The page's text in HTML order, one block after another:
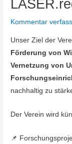
Kommentar
Unser Ziel der
Förderung von
Vernetzung von
nachhaltig zu
Der Verein wird
📌